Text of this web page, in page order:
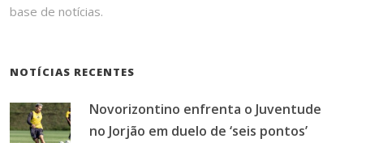
base de notícias.
NOTÍCIAS RECENTES
Novorizontino enfrenta o Juventude
no Jorjão em duelo de ‘seis pontos’